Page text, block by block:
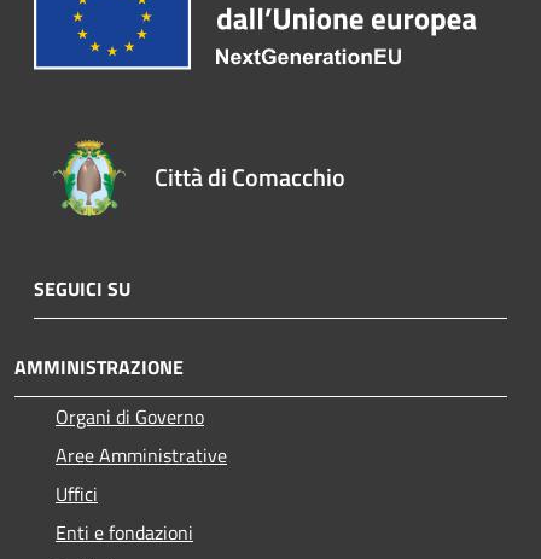
Città di Comacchio
SEGUICI SU
AMMINISTRAZIONE
Organi di Governo
Aree Amministrative
Uffici
Enti e fondazioni